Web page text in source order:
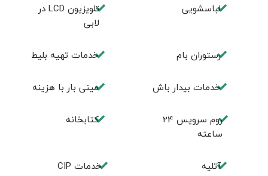
لباسشویی
تلويزيون LCD در
لابی
رستوران بام خدمات تهيه بليط
خدمات بیدار باش مینی بار با هزینه
روم سرويس 24
ساعته
كتابخانه
آتلیه
خدمات CIP